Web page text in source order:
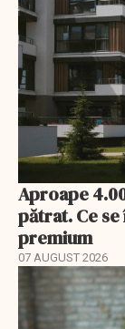
Aproape
pătrat. Ce
premium
07 AUGUST 2026